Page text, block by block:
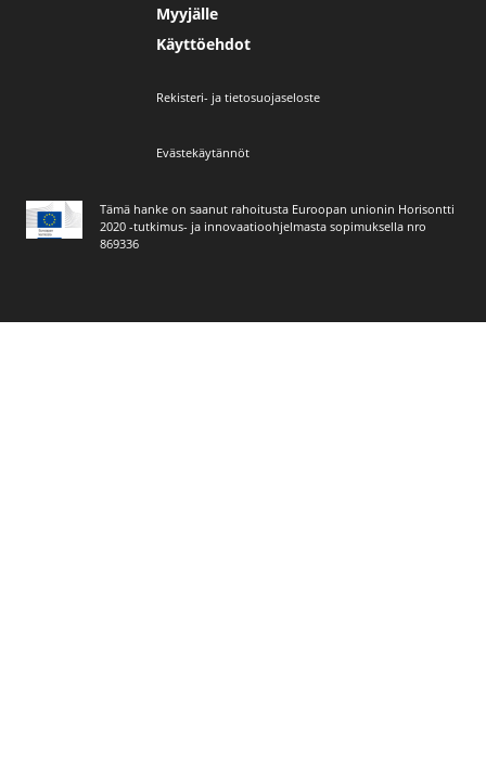
Myyjälle
Käyttöehdot
Tämä hanke on saanut rahoitusta Euroopan unionin Horisontti
2020 -tutkimus- ja innovaatioohjelmasta sopimuksella nro
869336
Rekisteri- ja tietosuojaseloste
Evästekäytännöt